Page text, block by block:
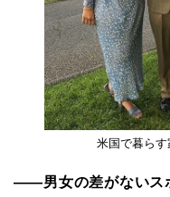
米国で暮らす
――男女の差がないス